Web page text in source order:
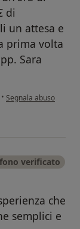
di
un attesa e
prima volta
Sara
• secondo l'opinione
Segnala abuso
verificato
che
semplici e